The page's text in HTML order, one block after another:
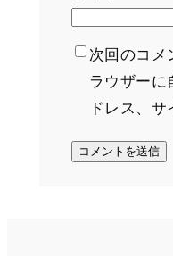
次回のコメ
ラウザーに
ドレス、サ